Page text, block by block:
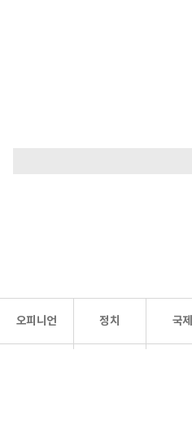
오피니언 정치 국제